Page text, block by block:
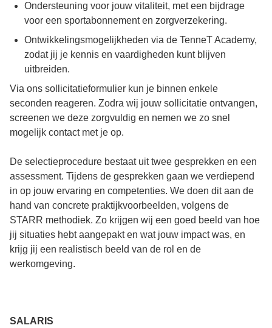
Ondersteuning voor jouw vitaliteit, met een bijdrage
voor een sportabonnement en zorgverzekering.
Ontwikkelingsmogelijkheden via de TenneT Academy,
zodat jij je kennis en vaardigheden kunt blijven
uitbreiden.
Via ons sollicitatieformulier kun je binnen enkele
seconden reageren. Zodra wij jouw sollicitatie ontvangen,
screenen we deze zorgvuldig en nemen we zo snel
mogelijk contact met je op.
De selectieprocedure bestaat uit twee gesprekken en een
assessment. Tijdens de gesprekken gaan we verdiepend
in op jouw ervaring en competenties. We doen dit aan de
hand van concrete praktijkvoorbeelden, volgens de
STARR methodiek. Zo krijgen wij een goed beeld van hoe
jij situaties hebt aangepakt en wat jouw impact was, en
krijg jij een realistisch beeld van de rol en de
werkomgeving.
SALARIS